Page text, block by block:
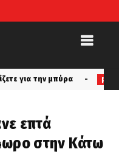
perivallon
επτά
στην Κάτω